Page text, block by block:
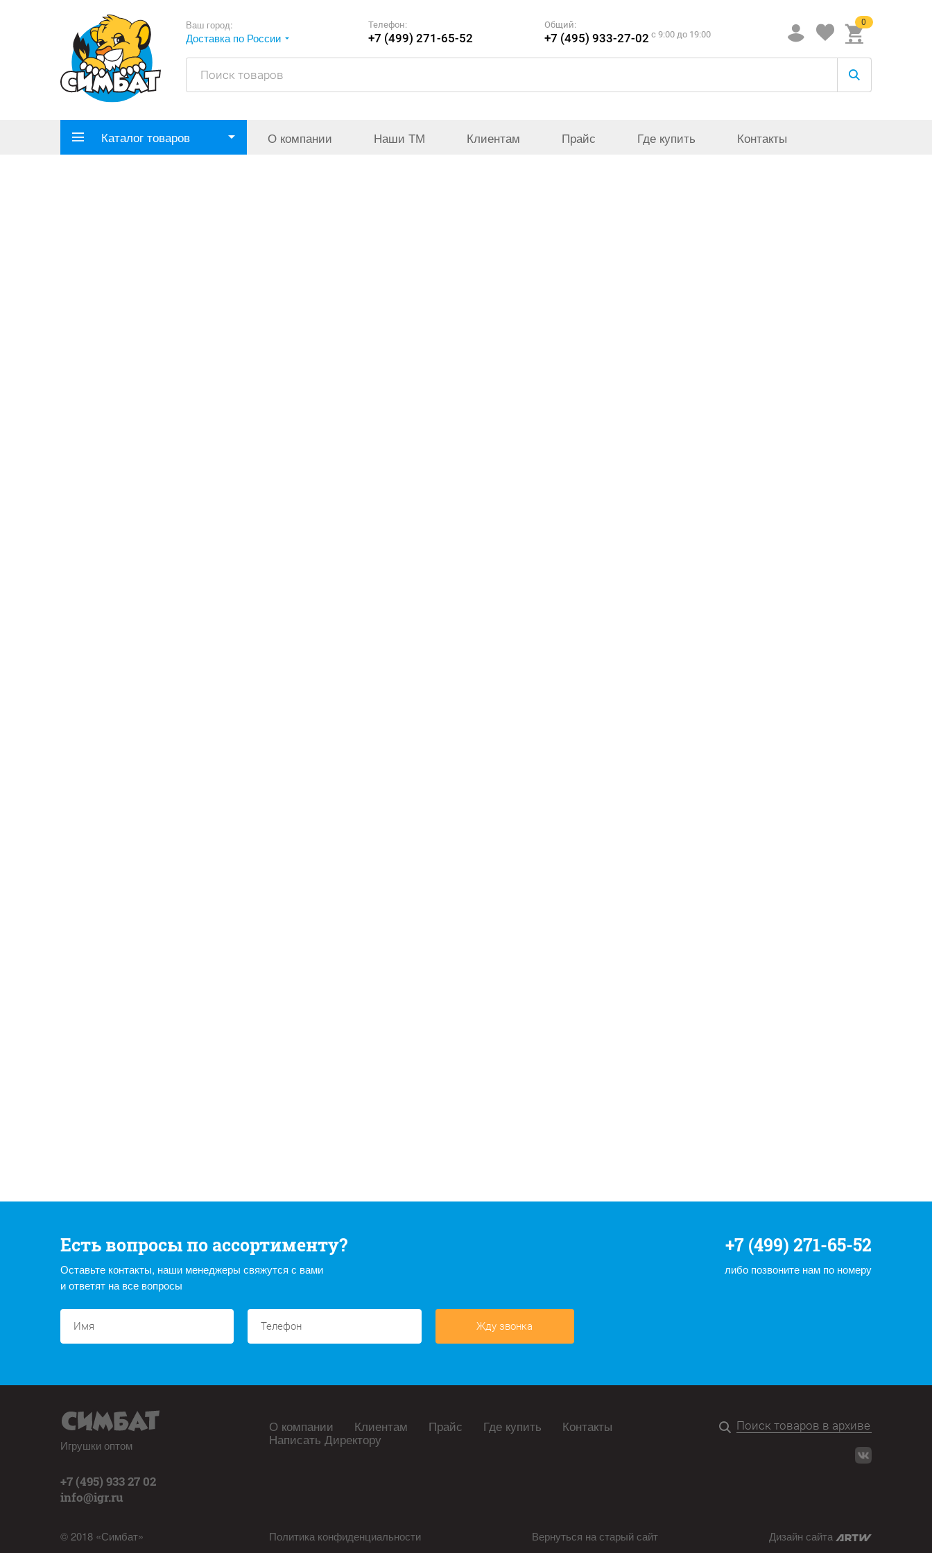
Ваш город:
Доставка по России
Телефон:
+7 (499) 271-65-52
Общий:
+7 (495) 933-27-02 c 9:00 до 19:00
0
Каталог товаров О компании Наши ТМ Клиентам Прайс Где купить Контакты
Есть вопросы по ассортименту?
Оставьте контакты, наши менеджеры свяжутся с вами
и ответят на все вопросы
+7 (499) 271-65-52
либо позвоните нам по номеру
Жду звонка
Игрушки оптом
+7 (495) 933 27 02
info@igr.ru
© 2018 «Симбат»
О компании Клиентам Прайс Где купить Контакты
Написать Директору
Политика конфиденциальности Вернуться на старый сайт Дизайн сайта